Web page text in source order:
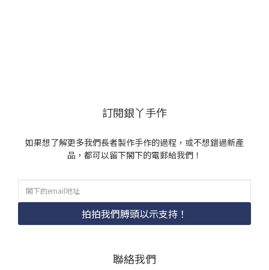
訂閱銀丫手作
如果想了解更多我們長者製作手作的過程，或不想錯過新產
品，都可以留下閣下的電郵給我們！
拍拍我們膊頭以示支持！
聯絡我們